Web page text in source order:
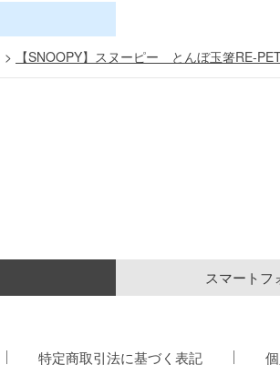
> 【SNOOPY】スヌーピー とんぼ玉箸RE-
スマートフ
特定商取引法に基づく表記